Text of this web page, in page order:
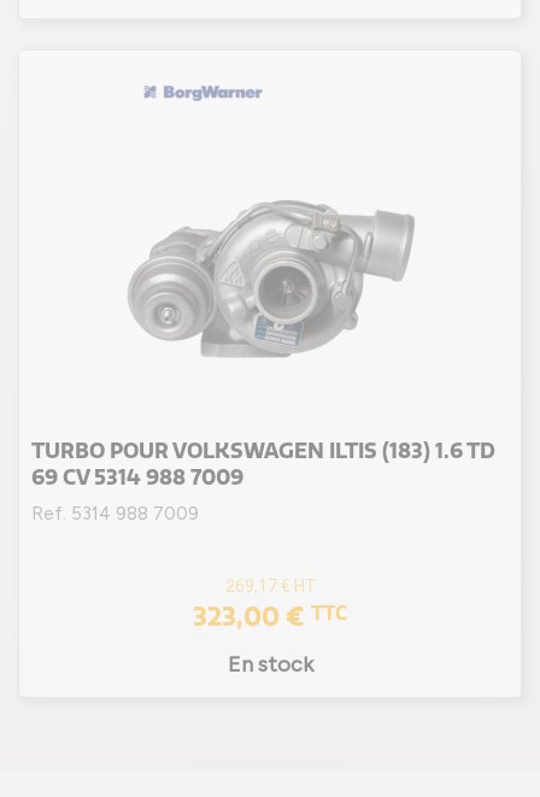
TURBO POUR VOLKSWAGEN ILTIS (183) 1.6 TD
69 CV 5314 988 7009
Ref. 5314 988 7009
269,17 € HT
323,00 € TTC
En stock